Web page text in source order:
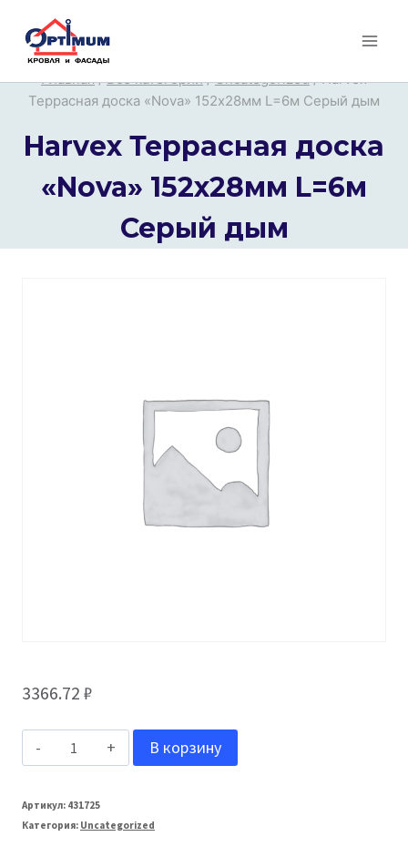
Перейти
Главная / Все категории / Uncategorized / Harvex
Террасная доска «Nova» 152х28мм L=6м Серый дым
Harvex Террасная доска
«Nova» 152х28мм L=6м
Серый дым
3366.72 ₽
Количество
Harvex
Террасная
В корзину
Артикул: 431725
Категория: Uncategorized